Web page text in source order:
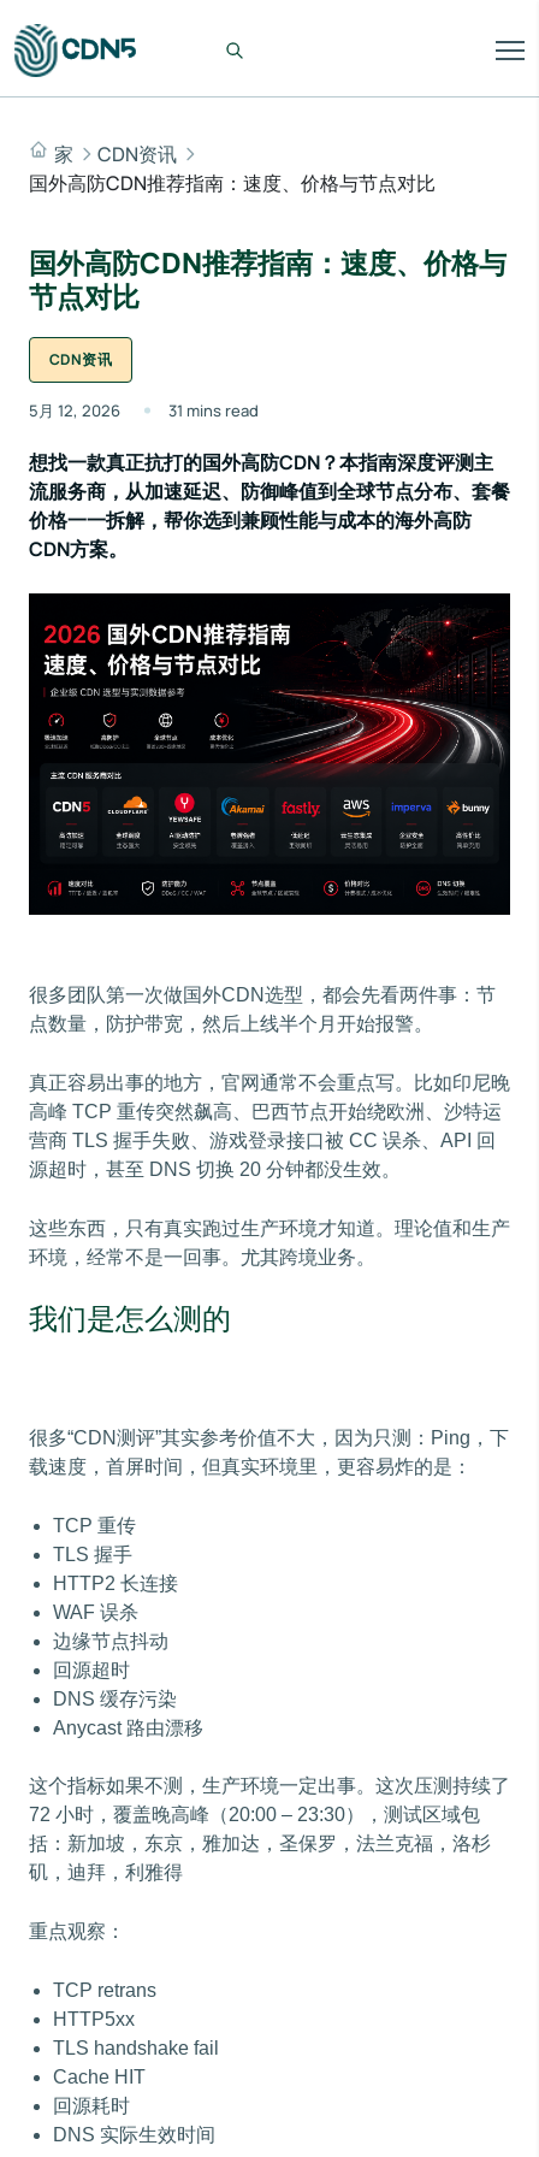
家
CDN资讯
国外高防CDN推荐指南：速度、价格与节点对比
国外高防CDN推荐指南：速度、价格与
节点对比
CDN资讯
5月 12, 2026 31 mins read
想找一款真正抗打的国外高防CDN？本指南深度评测主
流服务商，从加速延迟、防御峰值到全球节点分布、套餐
价格一一拆解，帮你选到兼顾性能与成本的海外高防
CDN方案。
很多团队第一次做国外CDN选型，都会先看两件事：节
点数量，防护带宽，然后上线半个月开始报警。
真正容易出事的地方，官网通常不会重点写。比如印尼晚
高峰 TCP 重传突然飙高、巴西节点开始绕欧洲、沙特运
营商 TLS 握手失败、游戏登录接口被 CC 误杀、API 回
源超时，甚至 DNS 切换 20 分钟都没生效。
这些东西，只有真实跑过生产环境才知道。理论值和生产
环境，经常不是一回事。尤其跨境业务。
我们是怎么测的
很多“CDN测评”其实参考价值不大，因为只测：Ping，下
载速度，首屏时间，但真实环境里，更容易炸的是：
TCP 重传
TLS 握手
HTTP2 长连接
WAF 误杀
边缘节点抖动
回源超时
DNS 缓存污染
Anycast 路由漂移
这个指标如果不测，生产环境一定出事。这次压测持续了
72 小时，覆盖晚高峰（20:00 – 23:30），测试区域包
括：新加坡，东京，雅加达，圣保罗，法兰克福，洛杉
矶，迪拜，利雅得
重点观察：
TCP retrans
HTTP5xx
TLS handshake fail
Cache HIT
回源耗时
DNS 实际生效时间